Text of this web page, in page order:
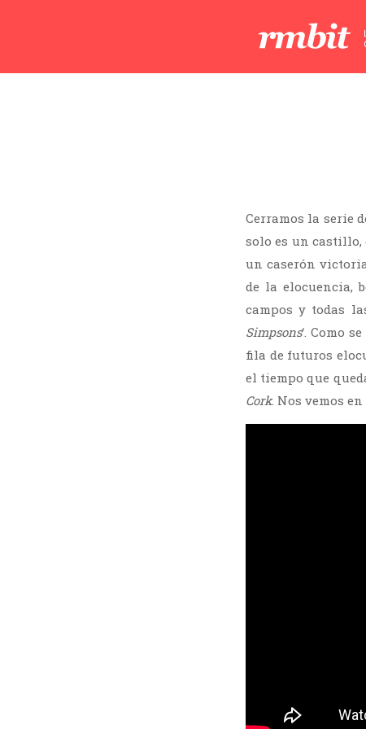
Cerramos la serie
solo es un
un caserón
de la elocuencia,
campos y todas
Simpsons‘. Como
fila de futuros
el tiempo que
Cork. Nos vemos